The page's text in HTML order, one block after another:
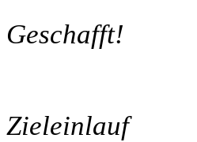
Geschafft!
Zieleinlauf